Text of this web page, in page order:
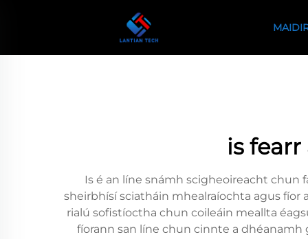
is
Is é an líne snámh scigheoireacht
sheirbhísí sciatháin mhealraíochta agus fíor
rialú sofistíoctha chun coileáin meallta
fíorann san líne chun cinnte a